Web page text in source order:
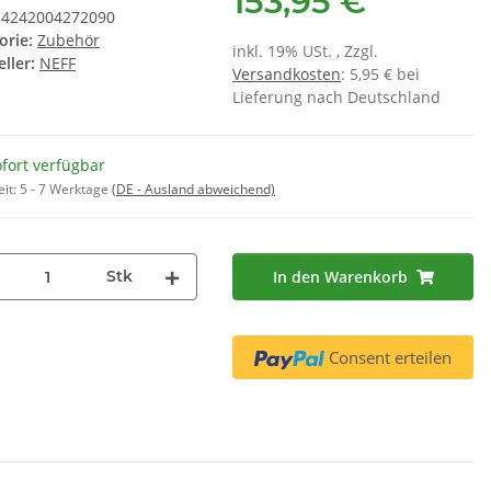
4242004272090
Zubehör
NEFF
inkl. 19% USt. , Zzgl.
Versandkosten: 5,95 € bei
Lieferung nach Deutschland
verfügbar
5 - 7 Werktage (DE - Ausland abweichend)
Stk In den Warenkorb
Consent erteilen
BRITA
- ( 3er Set
)
€*
pro 1
RD12 für Miele 4151283 - 2er Set
16,50 €*